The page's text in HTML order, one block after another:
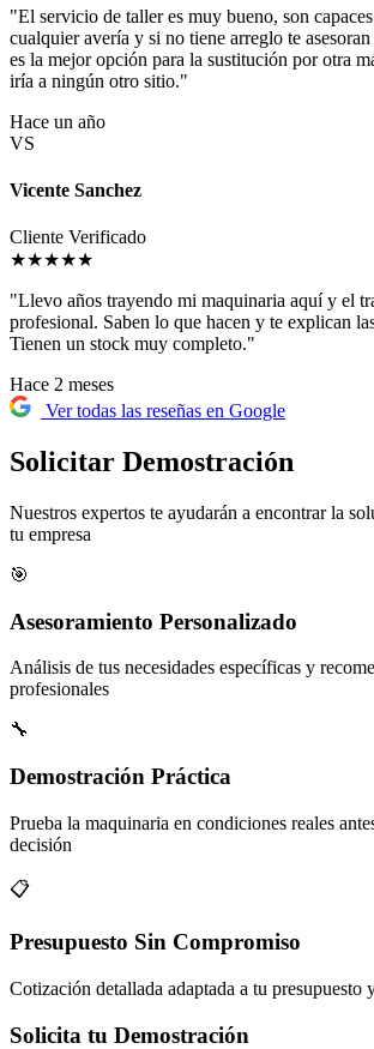
"El servicio de taller es muy bueno, son
cualquier avería y si no tiene arreglo te
es la mejor opción para la sustitución por otra
iría a ningún otro sitio."
Hace un año
VS
Vicente Sanchez
Cliente Verificado
★★★★★
"Llevo años trayendo mi maquinaria aquí y el
profesional. Saben lo que hacen y te explican
Tienen un stock muy completo."
Hace 2 meses
Ver todas las reseñas en Google
Solicitar Demostración
Nuestros expertos te ayudarán a encontrar la
tu empresa
🎯
Asesoramiento Personalizado
Análisis de tus necesidades específicas y
profesionales
🔧
Demostración Práctica
Prueba la maquinaria en condiciones reales
decisión
📋
Presupuesto Sin Compromiso
Cotización detallada adaptada a tu presupuesto
Solicita tu Demostración